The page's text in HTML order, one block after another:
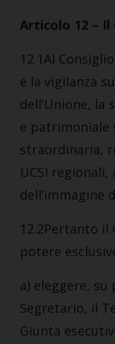
Articolo 12 –
12.1Al
e la vigilanza
dell’Unione, la
e patrimoniale
straordinaria,
UCSI
dell’immagine
12.2Pertanto il
potere
a) eleggere,
Segretario, il
Giunta